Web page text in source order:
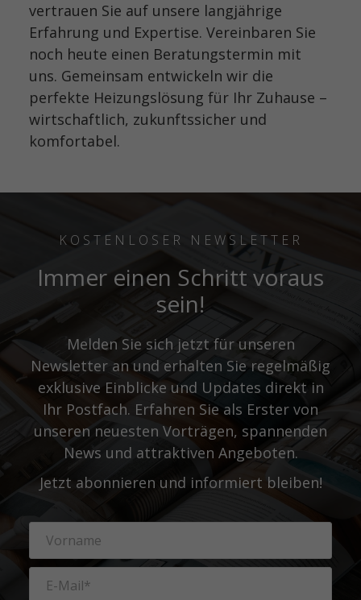
vertrauen Sie auf unsere langjährige
Erfahrung und Expertise. Vereinbaren Sie
noch heute einen Beratungstermin mit
uns. Gemeinsam entwickeln wir die
perfekte Heizungslösung für Ihr Zuhause –
wirtschaftlich, zukunftssicher und
komfortabel.
KOSTENLOSER NEWSLETTER
Immer einen Schritt voraus
sein!
Melden Sie sich jetzt für unseren
Newsletter an und erhalten Sie regelmäßig
exklusive Einblicke und Updates direkt in
Ihr Postfach. Erfahren Sie als Erster von
unseren neuesten Vorträgen, spannenden
News und attraktiven Angeboten.
Jetzt abonnieren und informiert bleiben!